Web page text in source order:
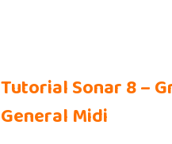
Tutorial Sonar 8 –
General Midi